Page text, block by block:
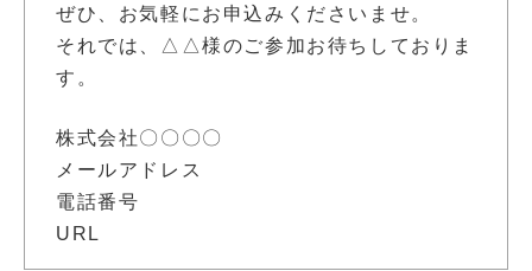
ぜひ、お気軽にお申込みくださいませ。
それでは、△△様のご参加お待ちしておりま
す。
株式会社〇〇〇〇
メールアドレス
電話番号
URL